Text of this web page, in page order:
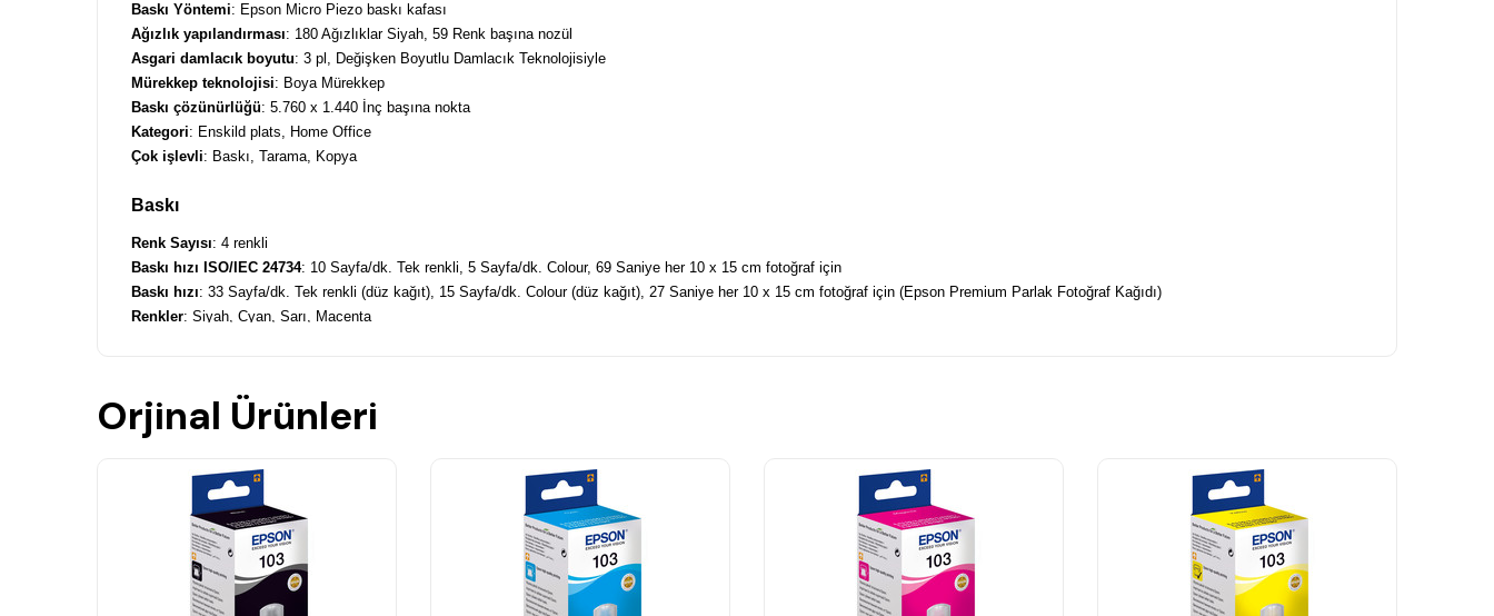
Baskı Yöntemi: Epson Micro Piezo baskı kafası
Ağızlık yapılandırması: 180 Ağızlıklar Siyah, 59 Renk başına nozül
Asgari damlacık boyutu: 3 pl, Değişken Boyutlu Damlacık Teknolojisiyle
Mürekkep teknolojisi: Boya Mürekkep
Baskı çözünürlüğü: 5.760 x 1.440 İnç başına nokta
Kategori: Enskild plats, Home Office
Çok işlevli: Baskı, Tarama, Kopya
Baskı
Renk Sayısı: 4 renkli
Baskı hızı ISO/IEC 24734: 10 Sayfa/dk. Tek renkli, 5 Sayfa/dk. Colour, 69 Saniye her 10 x 15 cm fotoğraf için
Baskı hızı: 33 Sayfa/dk. Tek renkli (düz kağıt), 15 Sayfa/dk. Colour (düz kağıt), 27 Saniye her 10 x 15 cm fotoğraf için (Epson Premium Parlak Fotoğraf Kağıdı)
Renkler: Siyah, Cyan, Sarı, Macenta
Tek taraflı tarama hızı (A4 renkli) : 200 İnç başına nokta; , 28 sec. with flatbed scan
Tarama Çözünürlüğü
Tarayıcı Türü: Dokunmaktik görüntü sensörü (CIS)
Optik Çözünürlük: 1.200 İnç başına nokta x 2.400 İnç başına nokta (yatay x dikey)
Kağıt / Malzeme Kullanımı
Kağıt tepsisi sayısı
: 1
Orjinal Ürünleri